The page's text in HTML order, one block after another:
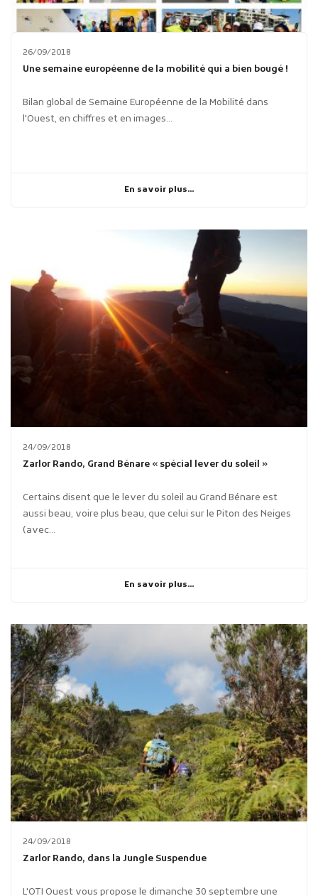
26/09/2018
Une semaine européenne de la mobilité qui a bien bougé !
Bilan global de Semaine Européenne de la Mobilité dans
l'Ouest, en chiffres et en images...
En savoir plus...
24/09/2018
Zarlor Rando, Grand Bénare « spécial lever du soleil »
Certains disent que le lever du soleil au Grand Bénare est
aussi beau, voire plus beau, que celui sur le Piton des Neiges
(avec...
En savoir plus...
24/09/2018
Zarlor Rando, dans la Jungle Suspendue
L'OTI Ouest vous propose le dimanche 30 septembre une